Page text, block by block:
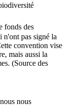
fonds des
n'ont pas signé la
convention vise
mais aussi la
(Source des
nous